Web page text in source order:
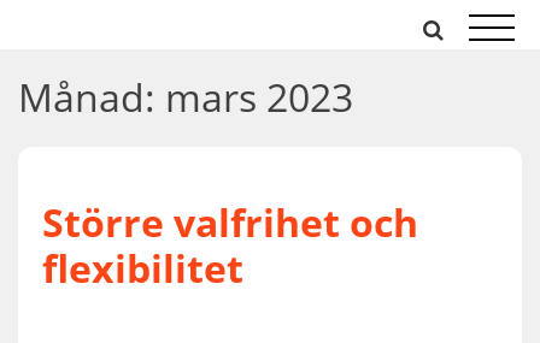
Månad: mars 2023
Större valfrihet och
flexibilitet